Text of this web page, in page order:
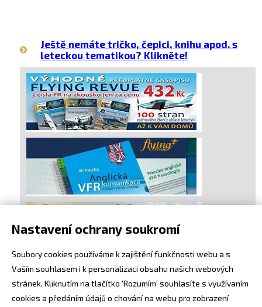
Ještě nemáte tričko, čepici, knihu apod. s
leteckou tematikou? Klikněte!
Nastavení ochrany soukromí
Soubory cookies používáme k zajištění funkčnosti webu a s
Vaším souhlasem i k personalizaci obsahu našich webových
stránek. Kliknutím na tlačítko 'Rozumím' souhlasíte s využívaním
cookies a předáním údajů o chování na webu pro zobrazení